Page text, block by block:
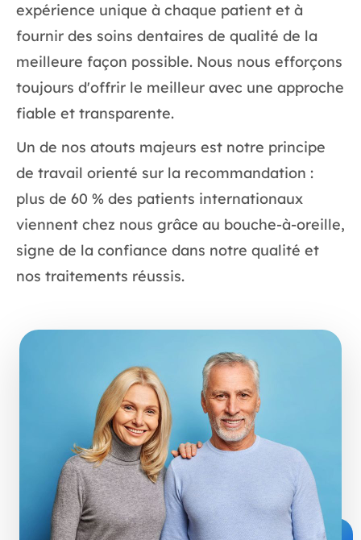
expérience unique à chaque patient et à
fournir des soins dentaires de qualité de la
meilleure façon possible. Nous nous efforçons
toujours d'offrir le meilleur avec une approche
fiable et transparente.
Un de nos atouts majeurs est notre principe
de travail orienté sur la recommandation :
plus de 60 % des patients internationaux
viennent chez nous grâce au bouche-à-oreille,
signe de la confiance dans notre qualité et
nos traitements réussis.